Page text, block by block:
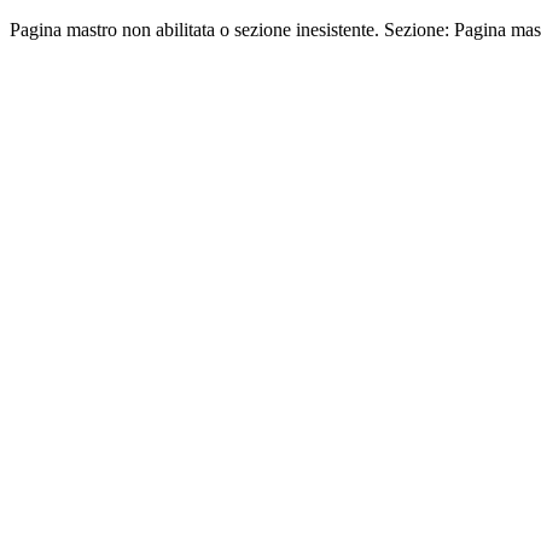
Pagina mastro non abilitata o sezione inesistente. Sezione: Pagina